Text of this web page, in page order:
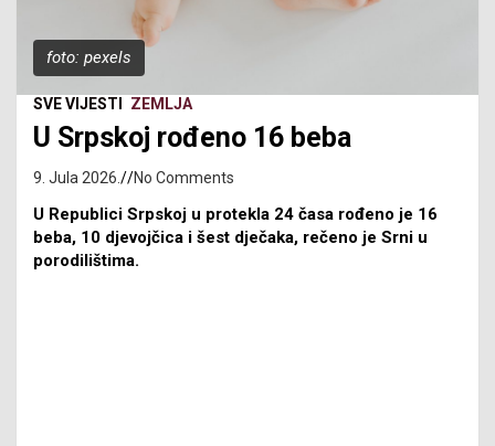
foto: pexels
SVE VIJESTI ZEMLJA
U Srpskoj rođeno 16 beba
9. Jula 2026. No Comments
U Republici Srpskoj u protekla 24 časa rođeno je 16
beba, 10 djevojčica i šest dječaka, rečeno je Srni u
porodilištima.